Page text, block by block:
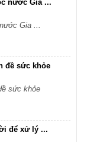
nước Gia ...
Gia ...
đề sức khỏe
sức khỏe
để xử lý ...